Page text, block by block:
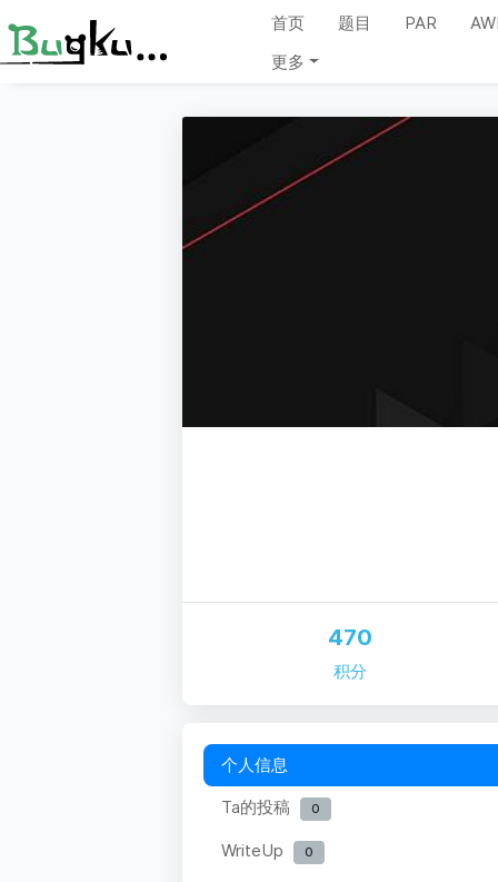
首页 题目 PAR
更多
470
积分
个人信息
Ta的投稿
0
WriteUp 0